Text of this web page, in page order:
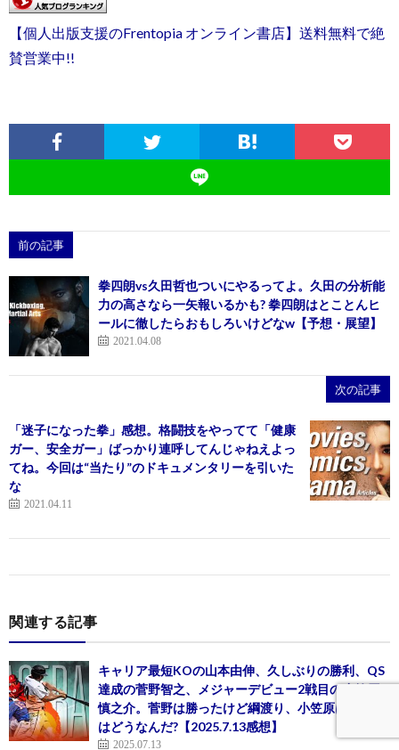
【個人出版支援のFrentopia オンライン書店】送料無料で絶
賛営業中!!
前の記事
拳四朗vs久田哲也ついにやるってよ。久田の分析能
力の高さなら一矢報いるかも? 拳四朗はとことんヒ
ールに徹したらおもしろいけどなw【予想・展望】
2021.04.08
次の記事
「迷子になった拳」感想。格闘技をやってて「健康
ガー、安全ガー」ばっかり連呼してんじゃねえよっ
てね。今回は“当たり”のドキュメンタリーを引いた
な
2021.04.11
関連する記事
キャリア最短KOの山本由伸、久しぶりの勝利、QS
達成の菅野智之、メジャーデビュー2戦目の小笠原
慎之介。菅野は勝ったけど綱渡り、小笠原は…これ
はどうなんだ?【2025.7.13感想】
2025.07.13